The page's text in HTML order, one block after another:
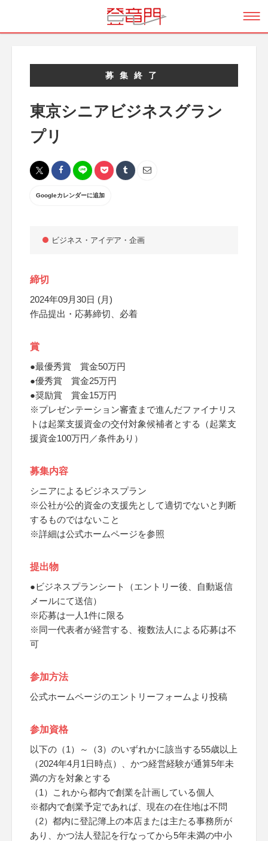
募集終了
東京シニアビジネスグラン
プリ
Googleカレンダーに追加
ビジネス・アイデア・企画
締切
2024年09月30日 (月)
作品提出・応募締切、必着
賞
●最優秀賞 賞金50万円
●優秀賞 賞金25万円
●奨励賞 賞金15万円
※プレゼンテーション審査まで進んだファイナリス
トは起業支援資金の交付対象候補者とする（起業支
援資金100万円／条件あり）
募集内容
シニアによるビジネスプラン
※公社が公的資金の支援先として適切でないと判断
するものではないこと
※詳細は公式ホームページを参照
提出物
●ビジネスプランシート（エントリー後、自動返信
メールにて送信）
※応募は一人1件に限る
※同一代表者が経営する、複数法人による応募は不
可
参加方法
公式ホームページのエントリーフォームより投稿
参加資格
以下の（1）～（3）のいずれかに該当する55歳以上
（2024年4月1日時点）、かつ経営経験が通算5年未
満の方を対象とする
（1）これから都内で創業を計画している個人
※都内で創業予定であれば、現在の在住地は不問
（2）都内に登記簿上の本店または主たる事務所が
あり、かつ法人登記を行なってから5年未満の中小